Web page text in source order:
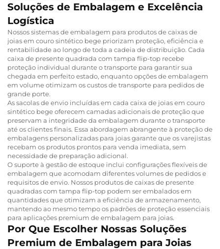
Soluções de Embalagem e Excelência
Logística
Nossos sistemas de embalagem para produtos de caixas de
joias em couro sintético bege priorizam proteção, eficiência e
rentabilidade ao longo de toda a cadeia de distribuição. Cada
caixa de presente quadrada com tampa flip-top recebe
proteção individual durante o transporte para garantir sua
chegada em perfeito estado, enquanto opções de embalagem
em volume otimizam os custos de transporte para pedidos de
grande porte.
As sacolas de envio incluídas em cada caixa de joias em couro
sintético bege oferecem camadas adicionais de proteção que
preservam a integridade da embalagem durante o transporte
até os clientes finais. Essa abordagem abrangente à proteção de
embalagens personalizadas para joias garante que os varejistas
recebam os produtos prontos para venda imediata, sem
necessidade de preparação adicional.
O suporte à gestão de estoque inclui configurações flexíveis de
embalagem que acomodam diferentes volumes de pedidos e
requisitos de envio. Nossos produtos de caixas de presente
quadradas com tampa flip-top podem ser embalados em
quantidades que otimizam a eficiência de armazenamento,
mantendo ao mesmo tempo os padrões de proteção essenciais
para aplicações premium de embalagem para joias.
Por Que Escolher Nossas Soluções
Premium de Embalagem para Joias